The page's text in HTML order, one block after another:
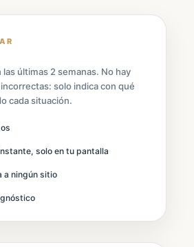
últimas 2 semanas. No hay
solo indica con qué
cada situación.
solo en tu pantalla
a ningún sitio